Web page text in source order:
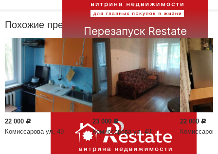
Новостройки
Жилые комплексы
Сданные новостройки
С отделкой / ремонтом
Жилые комплексы эконом
ЖК комфорт класса
Застройщики
Похожие предложения
22 000 Р
Комиссарова ул, 49
23 000 Р
Комиссарова ул, 43
22 000 Р